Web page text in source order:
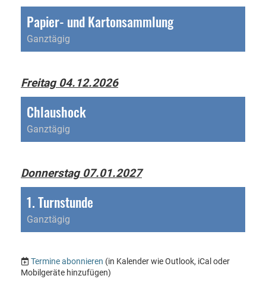
Papier- und Kartonsammlung
Ganztägig
Freitag 04.12.2026
Chlaushock
Ganztägig
Donnerstag 07.01.2027
1. Turnstunde
Ganztägig
Termine abonnieren (in Kalender wie Outlook, iCal oder
Mobilgeräte hinzufügen)